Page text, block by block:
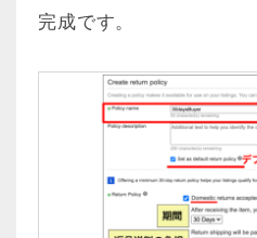
完成です。